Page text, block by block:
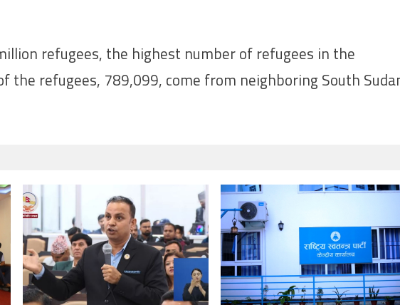
refugees, the highest number of refugees in the
the refugees, 789,099, come from neighboring South